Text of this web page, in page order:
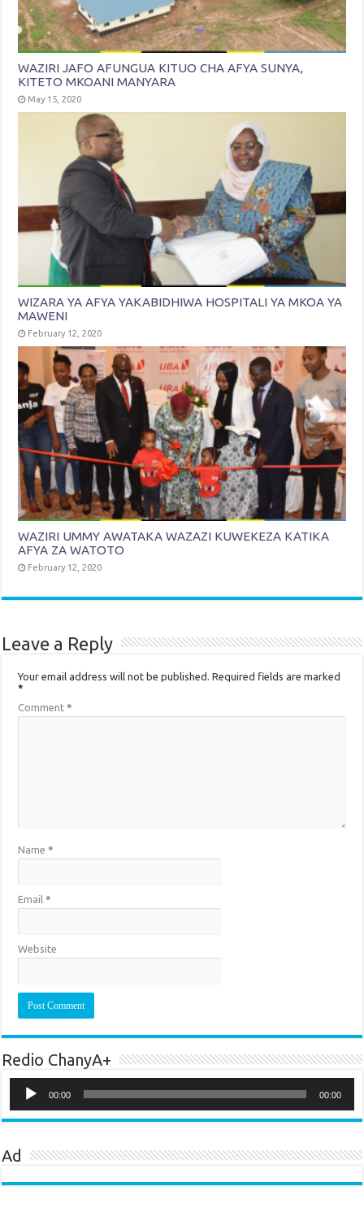
WAZIRI JAFO AFUNGUA KITUO CHA AFYA SUNYA,
KITETO MKOANI MANYARA
May 15, 2020
WIZARA YA AFYA YAKABIDHIWA HOSPITALI YA MKOA YA
MAWENI
February 12, 2020
WAZIRI UMMY AWATAKA WAZAZI KUWEKEZA KATIKA
AFYA ZA WATOTO
February 12, 2020
Leave a Reply
Your email address will not be published. Required fields are marked
*
Comment*
Name*
Email*
Website
Redio ChanyA+
Player
00:00 00:00
Ad